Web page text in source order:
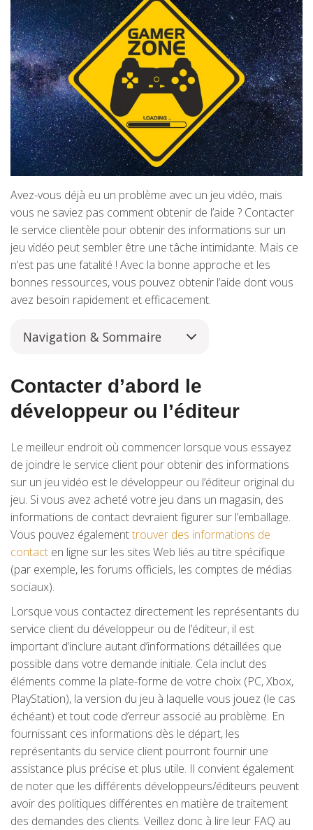
Avez-vous déjà eu un problème avec un jeu vidéo, mais
vous ne saviez pas comment obtenir de l’aide ? Contacter
le service clientèle pour obtenir des informations sur un
jeu vidéo peut sembler être une tâche intimidante. Mais ce
n’est pas une fatalité ! Avec la bonne approche et les
bonnes ressources, vous pouvez obtenir l’aide dont vous
avez besoin rapidement et efficacement.
Navigation & Sommaire
Contacter d’abord le
développeur ou l’éditeur
Le meilleur endroit où commencer lorsque vous essayez
de joindre le service client pour obtenir des informations
sur un jeu vidéo est le développeur ou l’éditeur original du
jeu. Si vous avez acheté votre jeu dans un magasin, des
informations de contact devraient figurer sur l’emballage.
Vous pouvez égalementtrouver des informations de
contact en ligne sur les sites Web liés au titre spécifique
(par exemple, les forums officiels, les comptes de médias
sociaux).
Lorsque vous contactez directement les représentants du
service client du développeur ou de l’éditeur, il est
important d’inclure autant d’informations détaillées que
possible dans votre demande initiale. Cela inclut des
éléments comme la plate-forme de votre choix (PC, Xbox,
PlayStation), la version du jeu à laquelle vous jouez (le cas
échéant) et tout code d’erreur associé au problème. En
fournissant ces informations dès le départ, les
représentants du service client pourront fournir une
assistance plus précise et plus utile. Il convient également
de noter que les différents développeurs/éditeurs peuvent
avoir des politiques différentes en matière de traitement
des demandes des clients. Veillez donc à lire leur FAQ au